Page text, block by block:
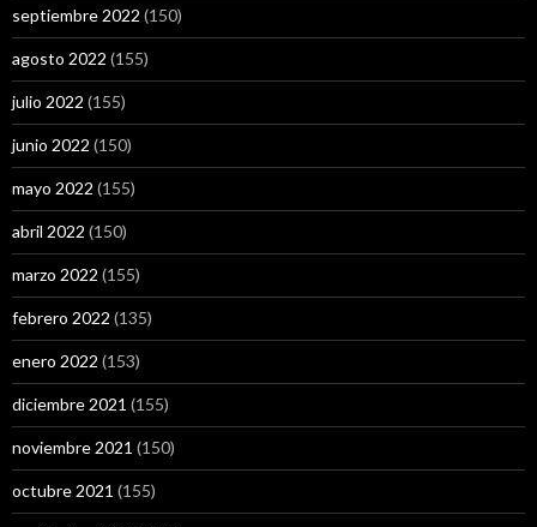
septiembre 2022 (150)
agosto 2022 (155)
julio 2022 (155)
junio 2022 (150)
mayo 2022 (155)
abril 2022 (150)
marzo 2022 (155)
febrero 2022 (135)
enero 2022 (153)
diciembre 2021 (155)
noviembre 2021 (150)
octubre 2021 (155)